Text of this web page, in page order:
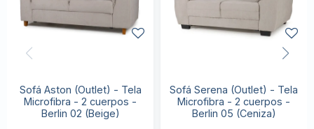
Sofá Aston (Outlet) - Tela
Microfibra - 2 cuerpos -
Berlin 02 (Beige)
Sofá Serena (Outlet) - Tela
Microfibra - 2 cuerpos -
Berlin 05 (Ceniza)